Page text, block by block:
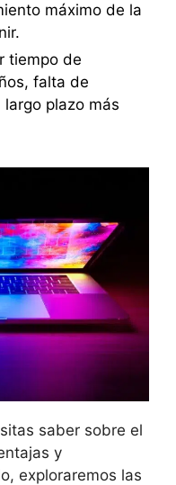
máximo de la
tiempo de
falta de
plazo más
saber sobre el
y
exploraremos las